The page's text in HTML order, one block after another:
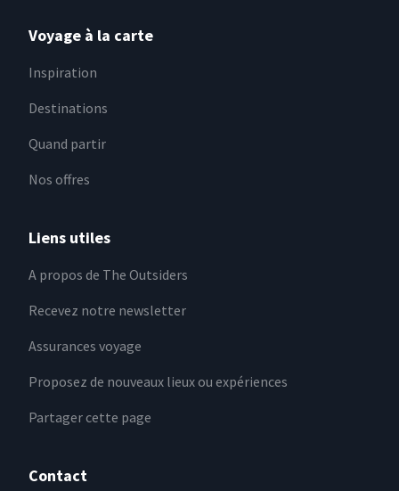
Voyage à la carte
Inspiration
Destinations
Quand partir
Nos offres
Liens utiles
A propos de The Outsiders
Recevez notre newsletter
Assurances voyage
Proposez de nouveaux lieux ou expériences
Partager cette page
Contact